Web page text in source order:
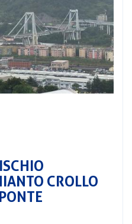
CROLLO